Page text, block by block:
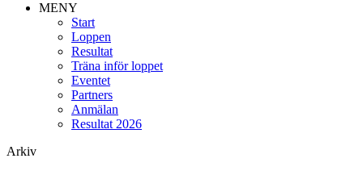
MENY
Start
Loppen
Resultat
Träna inför loppet
Eventet
Partners
Anmälan
Resultat 2026
Arkiv